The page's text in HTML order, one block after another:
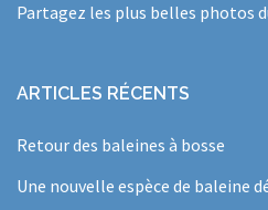
Partagez les plus belles photos
ARTICLES RÉCENTS
Retour des baleines à bosse
Une nouvelle espèce de baleine